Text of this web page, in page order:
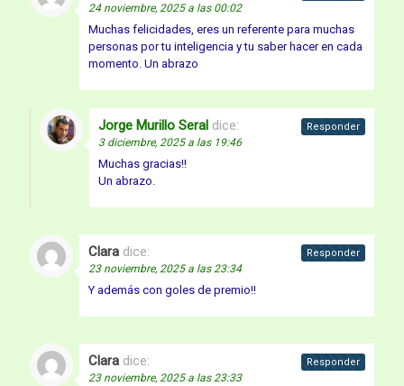
24 noviembre, 2025 a las 00:02
Muchas felicidades, eres un referente para muchas
personas por tu inteligencia y tu saber hacer en cada
momento. Un abrazo
Jorge Murillo Seral dice:
3 diciembre, 2025 a las 19:46
Muchas gracias!!
Un abrazo.
Responder
Clara dice:
23 noviembre, 2025 a las 23:34
Y además con goles de premio!!
Responder
Clara dice:
23 noviembre, 2025 a las 23:33
Responder